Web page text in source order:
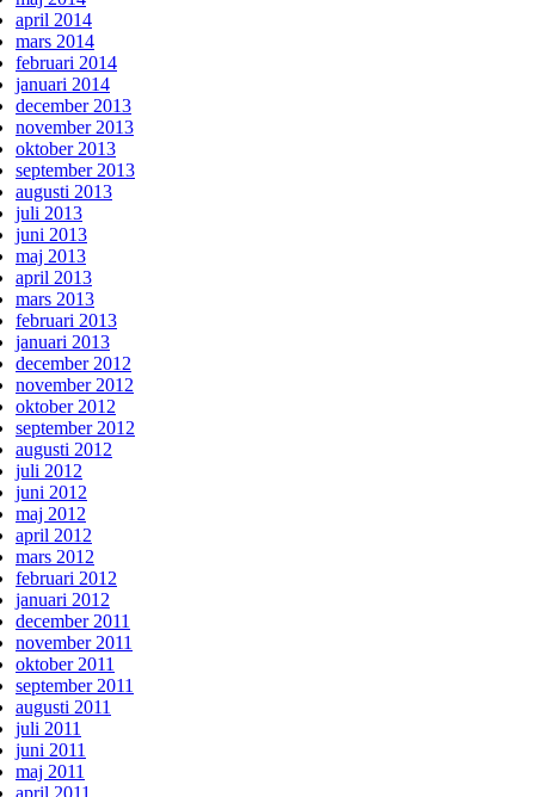
april 2014
mars 2014
februari 2014
januari 2014
december 2013
november 2013
oktober 2013
september 2013
augusti 2013
juli 2013
juni 2013
maj 2013
april 2013
mars 2013
februari 2013
januari 2013
december 2012
november 2012
oktober 2012
september 2012
augusti 2012
juli 2012
juni 2012
maj 2012
april 2012
mars 2012
februari 2012
januari 2012
december 2011
november 2011
oktober 2011
september 2011
augusti 2011
juli 2011
juni 2011
maj 2011
april 2011